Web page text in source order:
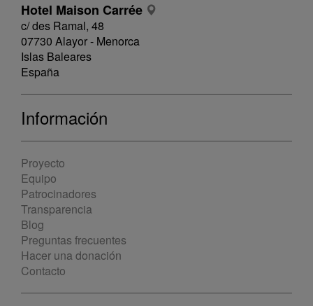
Hotel Maison Carrée
c/ des Ramal, 48
07730 Alayor - Menorca
Islas Baleares
España
Información
Proyecto
Equipo
Patrocinadores
Transparencia
Blog
Preguntas frecuentes
Hacer una donación
Contacto